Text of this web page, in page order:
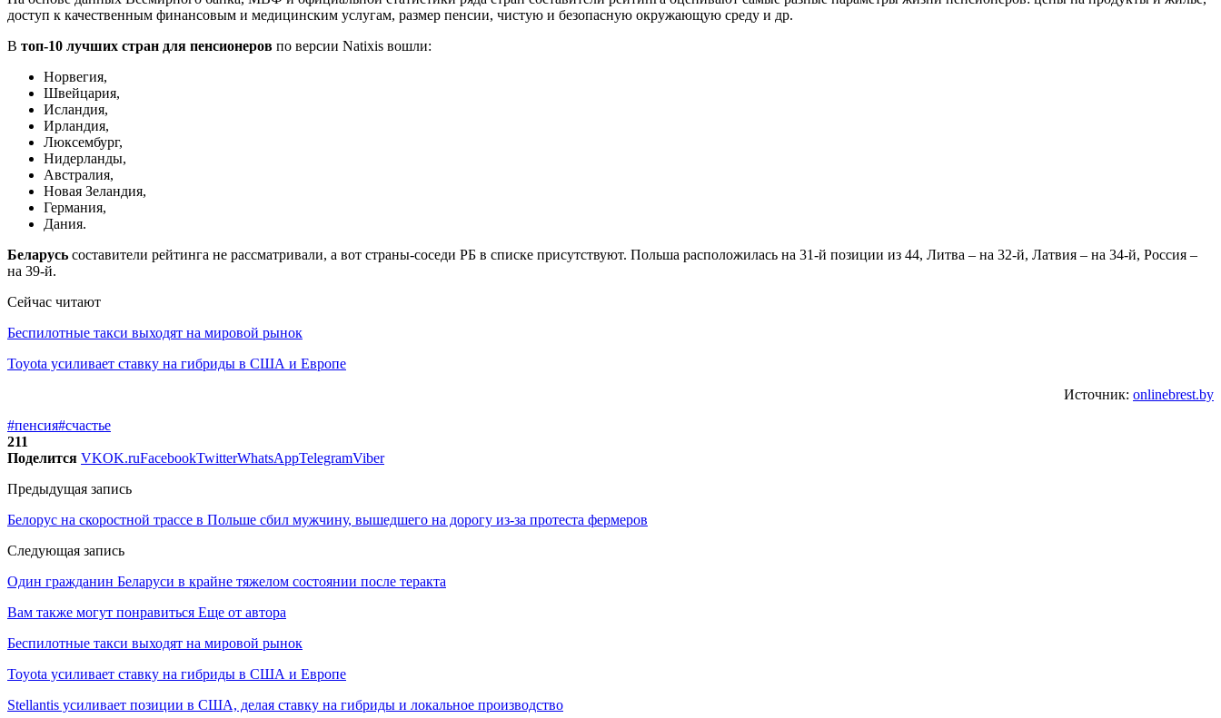
доступ к качественным финансовым и медицинским услугам, размер пенсии, чистую и безопасную окружающую среду и др.
В топ-10 лучших стран для пенсионеров по версии Natixis вошли:
Норвегия,
Швейцария,
Исландия,
Ирландия,
Люксембург,
Нидерланды,
Австралия,
Новая Зеландия,
Германия,
Дания.
Беларусь составители рейтинга не рассматривали, а вот страны-соседи РБ в списке присутствуют. Польша расположилась на 31-й позиции из 44, Литва – на 32-й, Латвия – на 34-й, Россия –
на 39-й.
Сейчас читают
Беспилотные такси выходят на мировой рынок
Toyota усиливает ставку на гибриды в США и Европе
Источник: onlinebrest.by
#пенсия#счастье
211
Поделится VKOK.ruFacebookTwitterWhatsAppTelegramViber
Предыдущая запись
Белорус на скоростной трассе в Польше сбил мужчину, вышедшего на дорогу из-за протеста фермеров
Следующая запись
Один гражданин Беларуси в крайне тяжелом состоянии после теракта
Вам также могут понравиться Еще от автора
Беспилотные такси выходят на мировой рынок
Toyota усиливает ставку на гибриды в США и Европе
Stellantis усиливает позиции в США, делая ставку на гибриды и локальное производство